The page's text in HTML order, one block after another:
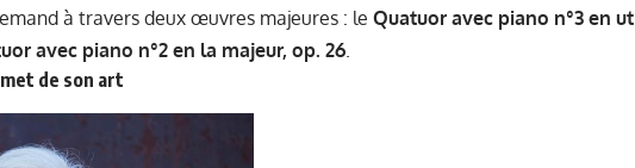
à travers deux œuvres majeures : le Quatuor avec piano n°3 en ut
avec piano n°2 en la majeur, op. 26
de son art